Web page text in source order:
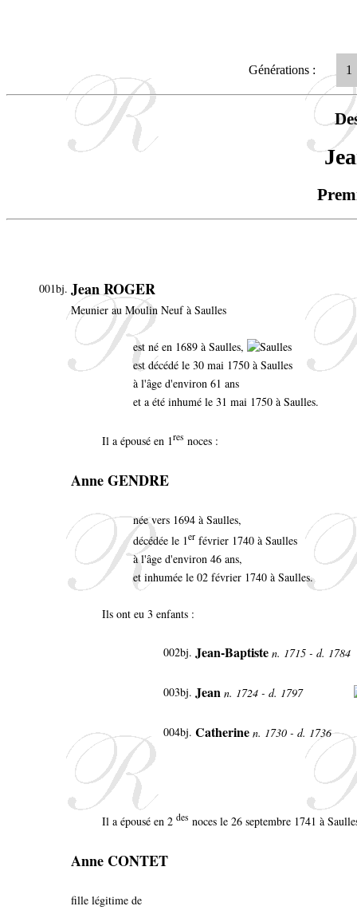
Générations : 1
001bj. Jean ROGER
Meunier au Moulin Neuf à Saulles
est né en 1689 à Saulles,
est décédé le 30 mai 1750 à Saulles
à l'âge d'environ 61 ans
et a été inhumé le 31 mai 1750 à Saulles.
Il a épousé en 1res noces :
Anne GENDRE
née vers 1694 à Saulles,
décédée le 1er février 1740 à Saulles
à l'âge d'environ 46 ans,
et inhumée le 02 février 1740 à Saulles.
Ils ont eu 3 enfants :
002bj. Jean-Baptiste n. 1715 - d. 1784
003bj. Jean n. 1724 - d. 1797
004bj. Catherine n. 1730 - d. 1736
Il a épousé en 2 des noces le 26 septembre 1741 à
Anne CONTET
fille légitime de